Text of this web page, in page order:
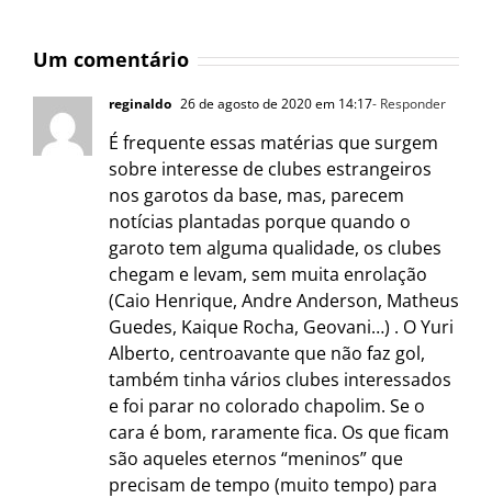
Um comentário
reginaldo 26 de agosto de 2020 em 14:17- Responder
É frequente essas matérias que surgem
sobre interesse de clubes estrangeiros
nos garotos da base, mas, parecem
notícias plantadas porque quando o
garoto tem alguma qualidade, os clubes
chegam e levam, sem muita enrolação
(Caio Henrique, Andre Anderson, Matheus
Guedes, Kaique Rocha, Geovani…) . O Yuri
Alberto, centroavante que não faz gol,
também tinha vários clubes interessados
e foi parar no colorado chapolim. Se o
cara é bom, raramente fica. Os que ficam
são aqueles eternos “meninos” que
precisam de tempo (muito tempo) para